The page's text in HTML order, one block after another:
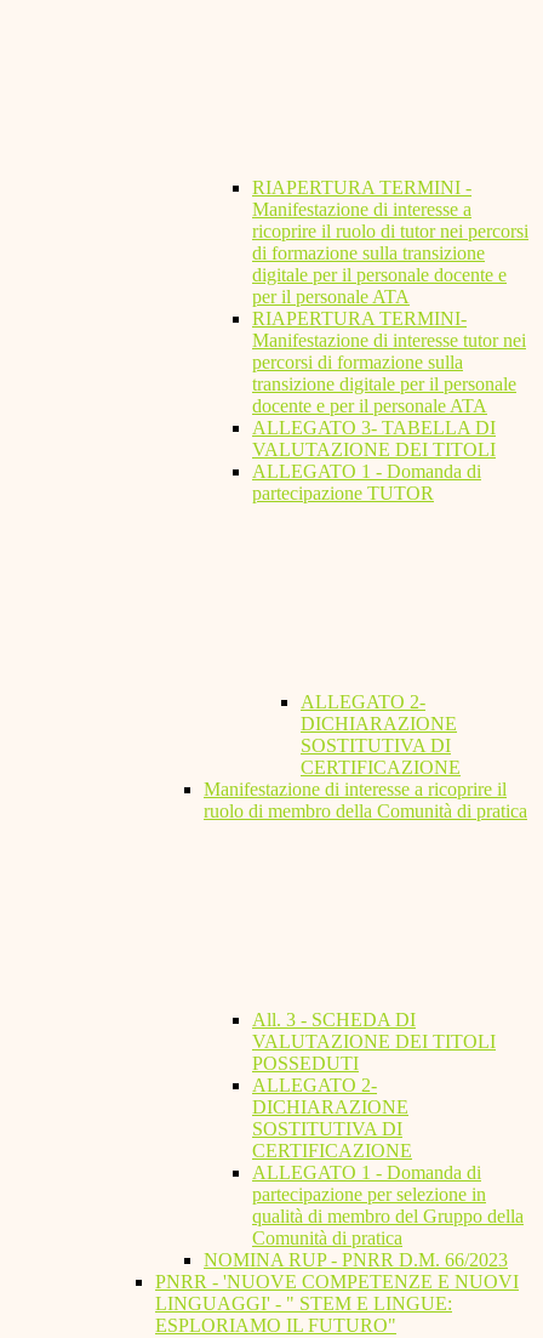
RIAPERTURA TERMINI -
Manifestazione di interesse a
ricoprire il ruolo di tutor nei percorsi
di formazione sulla transizione
digitale per il personale docente e
per il personale ATA
RIAPERTURA TERMINI-
Manifestazione di interesse tutor nei
percorsi di formazione sulla
transizione digitale per il personale
docente e per il personale ATA
ALLEGATO 3- TABELLA DI
VALUTAZIONE DEI TITOLI
ALLEGATO 1 - Domanda di
partecipazione TUTOR
ALLEGATO 2-
DICHIARAZIONE
SOSTITUTIVA DI
CERTIFICAZIONE
Manifestazione di interesse a ricoprire il
ruolo di membro della Comunità di pratica
All. 3 - SCHEDA DI
VALUTAZIONE DEI TITOLI
POSSEDUTI
ALLEGATO 2-
DICHIARAZIONE
SOSTITUTIVA DI
CERTIFICAZIONE
ALLEGATO 1 - Domanda di
partecipazione per selezione in
qualità di membro del Gruppo della
Comunità di pratica
NOMINA RUP - PNRR D.M. 66/2023
PNRR - 'NUOVE COMPETENZE E NUOVI
LINGUAGGI' - " STEM E LINGUE:
ESPLORIAMO IL FUTURO"